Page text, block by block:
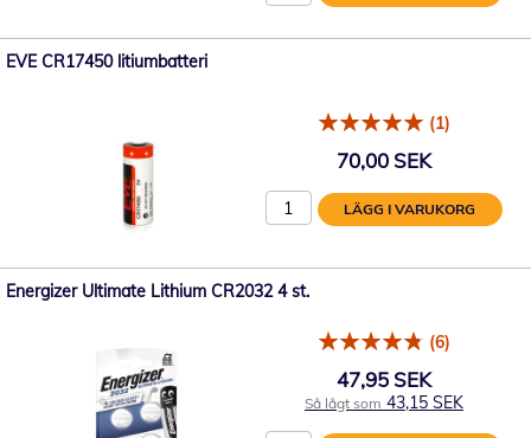
EVE CR17450 litiumbatteri
(1)
70,00 SEK
LÄGG I VARUKORG
Energizer Ultimate Lithium CR2032 4 st.
(6)
47,95 SEK
Så lågt som 43,15 SEK